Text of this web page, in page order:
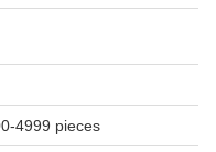
4999 pieces